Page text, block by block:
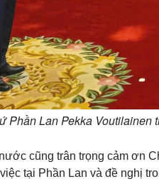
Phần Lan Pekka Voutilainen
cũng trân trọng cảm ơn
tại Phần Lan và đề nghị